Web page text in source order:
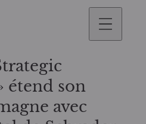
étend son
avec